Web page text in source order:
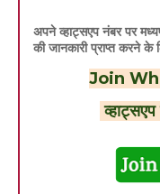
अपने व्हाट्सएप नंबर पर
की जानकारी प्राप्त करने
Join